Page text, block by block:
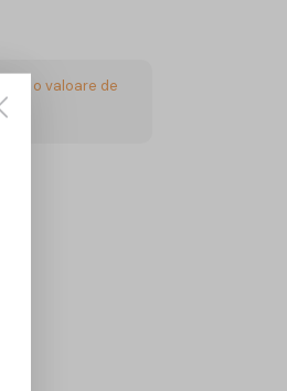
- o valoare de